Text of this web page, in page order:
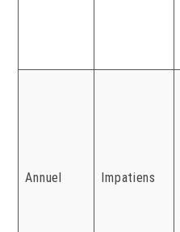
Annuel Impatiens